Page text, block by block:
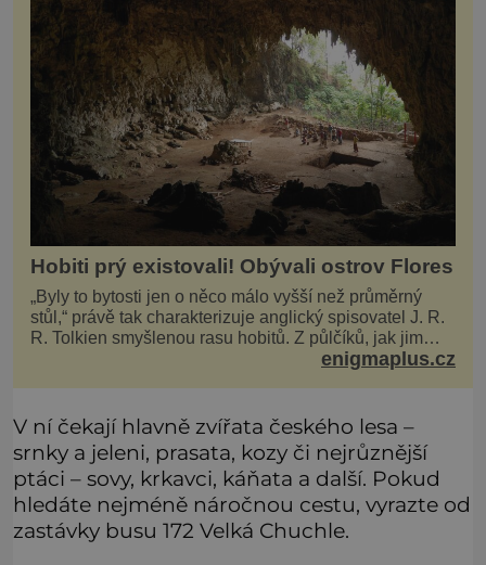
Hobiti prý existovali! Obývali ostrov Flores
„Byly to bytosti jen o něco málo vyšší než průměrný
stůl,“ právě tak charakterizuje anglický spisovatel J. R.
R. Tolkien smyšlenou rasu hobitů. Z půlčíků, jak jim
říká, následně udělá hlavní hrdiny svých slavných
enigmaplus.cz
V ní čekají hlavně zvířata českého lesa –
srnky a jeleni, prasata, kozy či nejrůznější
ptáci – sovy, krkavci, káňata a další. Pokud
hledáte nejméně náročnou cestu, vyrazte od
zastávky busu 172 Velká Chuchle.